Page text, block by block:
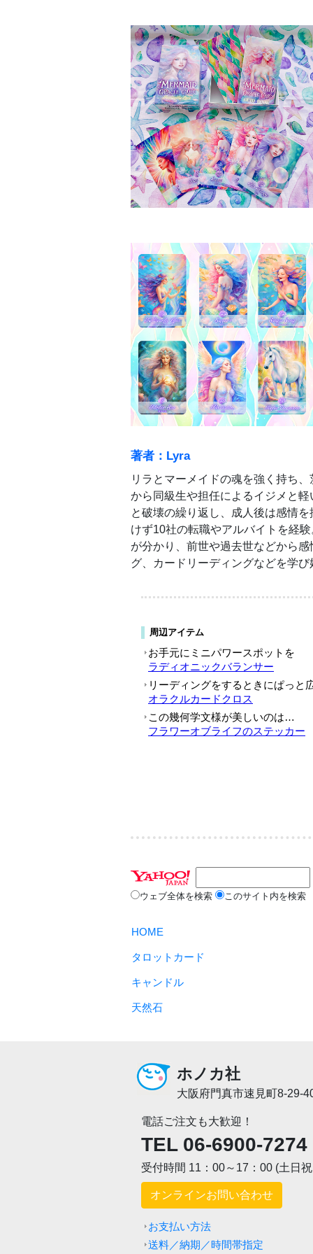
著者：Lyra
リラとマーメイドの魂を強く持ち
から同級生や担任によるイジメと
と破壊の繰り返し、成人後は感情
けず10社の転職やアルバイトを経
が分かり、前世や過去世などから
グ、カードリーディングなどを学び
ウェブ全体を検索 このサイト内を検索
HOME
タロットカード
キャンドル
天然石
ホノカ社
大阪府門真市速見町8-29-
電話ご注文も大歓迎！
TEL 06-6900-7274
受付時間 11：00～17：00 (土日
オンラインお問い合わせ
お支払い方法
送料／納期／時間帯指定